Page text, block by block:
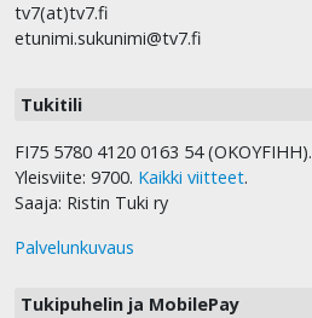
tv7(at)tv7.fi
etunimi.sukunimi@tv7.fi
Tukitili
FI75 5780 4120 0163 54 (OKOYFIHH).
Yleisviite: 9700. Kaikki viitteet.
Saaja: Ristin Tuki ry
Palvelunkuvaus
Tukipuhelin ja MobilePay